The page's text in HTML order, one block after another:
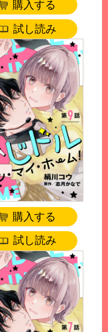
購入する
試し読み
購入する
試し読み